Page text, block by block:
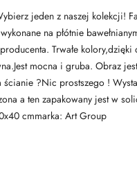
jeden z naszej kolekcji!
na płótnie
Trwałe
mocna i gruba. Obraz
?Nic prostszego !
a ten zapakowany jest w
cmmarka: Art Group